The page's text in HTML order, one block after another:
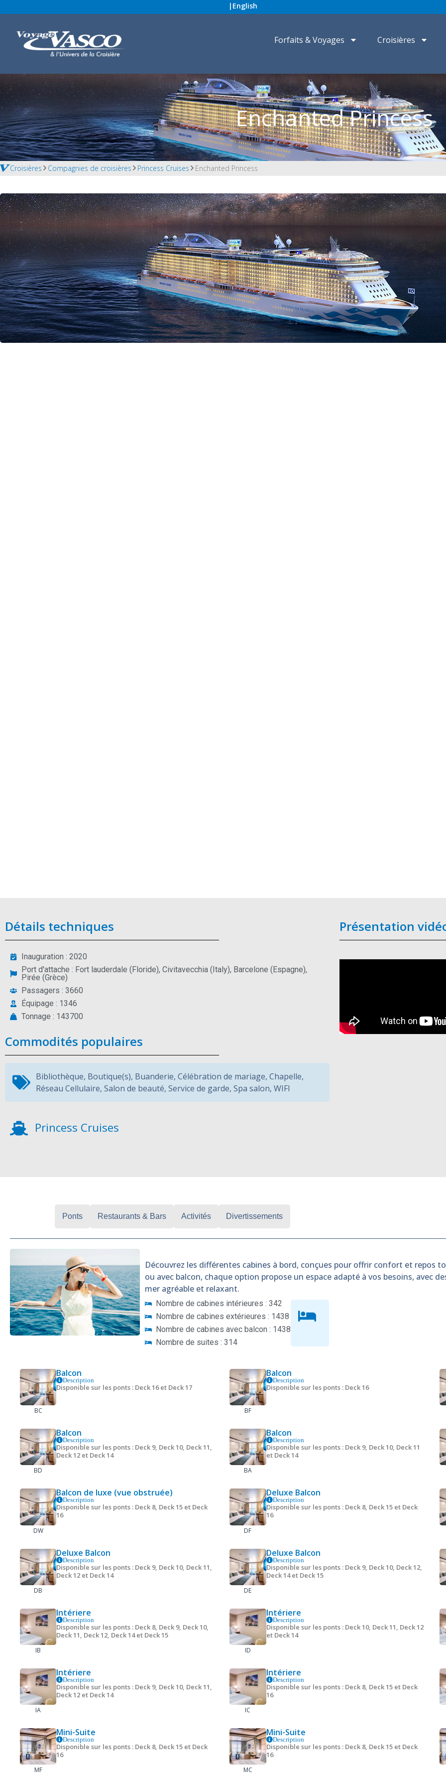
| English
Forfaits & Voyages Croisières
Enchanted Princess
Croisières Compagnies de croisières Princess Cruises Enchanted Princess
Détails techniques
Inauguration : 2020
Port d'attache : Fort lauderdale (Floride), Civitavecchia (Italy), Barcelone (Espagne),
Pirée (Grèce)
Passagers : 3660
Équipage : 1346
Tonnage : 143700
Commodités populaires
Bibliothèque, Boutique(s), Buanderie, Célébration de mariage, Chapelle,
Réseau Cellulaire, Salon de beauté, Service de garde, Spa salon, WIFI
Princess Cruises
Présentation
Ponts Restaurants & Bars Activités Divertissements
Découvrez les différentes cabines à bord, conçues pour offrir confort et repos
ou avec balcon, chaque option propose un espace adapté à vos besoins, avec
mer agréable et relaxant.
Nombre de cabines intérieures : 342
Nombre de cabines extérieures : 1438
Nombre de cabines avec balcon : 1438
Nombre de suites : 314
BC
Balcon
Description
Disponible sur les ponts : Deck 16 et Deck 17
BF
Balcon
Description
Disponible sur les ponts : Deck 16
BD
Balcon
Description
Disponible sur les ponts : Deck 9, Deck 10, Deck 11,
Deck 12 et Deck 14
BA
Balcon
Description
Disponible sur les ponts : Deck 9, Deck 10, Deck 11
et Deck 14
DW
Balcon de luxe (vue obstruée)
Description
Disponible sur les ponts : Deck 8, Deck 15 et Deck
16
DF
Deluxe Balcon
Description
Disponible sur les ponts : Deck 8, Deck 15 et Deck
16
DB
Deluxe Balcon
Description
Disponible sur les ponts : Deck 9, Deck 10, Deck 11,
Deck 12 et Deck 14
DE
Deluxe Balcon
Description
Disponible sur les ponts : Deck 9, Deck 10, Deck 12,
Deck 14 et Deck 15
IB
Intériere
Description
Disponible sur les ponts : Deck 8, Deck 9, Deck 10,
Deck 11, Deck 12, Deck 14 et Deck 15
ID
Intériere
Description
Disponible sur les ponts : Deck 10, Deck 11, Deck 12
et Deck 14
IA
Intériere
Description
Disponible sur les ponts : Deck 9, Deck 10, Deck 11,
Deck 12 et Deck 14
IC
Intériere
Description
Disponible sur les ponts : Deck 8, Deck 15 et Deck
16
MF
Mini-Suite
Description
Disponible sur les ponts : Deck 8, Deck 15 et Deck
16
MC
Mini-Suite
Description
Disponible sur les ponts : Deck 8, Deck 15 et Deck
16